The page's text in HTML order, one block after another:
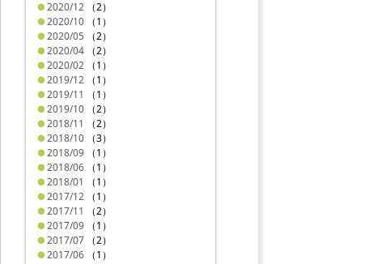
2020/12 （2）
2020/10 （1）
2020/05 （2）
2020/04 （2）
2020/02 （1）
2019/12 （1）
2019/11
（1）
2019/10 （2）
2018/11
（2）
2018/10 （3）
2018/09 （1）
2018/06 （1）
2018/01
（1）
2017/12 （1）
2017/11
（2）
2017/09 （1）
2017/07 （2）
2017/06 （1）